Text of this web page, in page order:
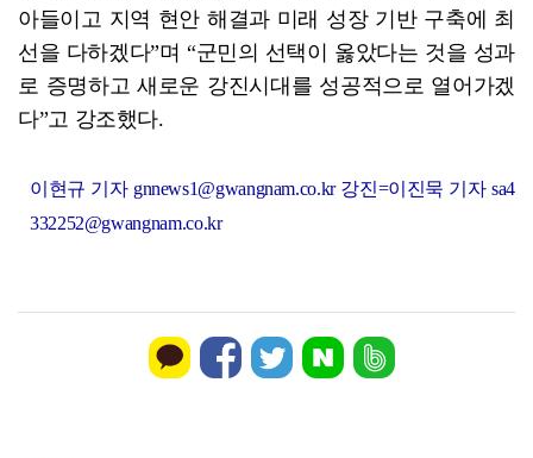
아들이고 지역 현안 해결과 미래 성장 기반 구축에 최
선을 다하겠다”며 “군민의 선택이 옳았다는 것을 성과
로 증명하고 새로운 강진시대를 성공적으로 열어가겠
다”고 강조했다.
이현규 기자 gnnews1@gwangnam.co.kr 강진=이진묵 기자 sa4
332252@gwangnam.co.kr